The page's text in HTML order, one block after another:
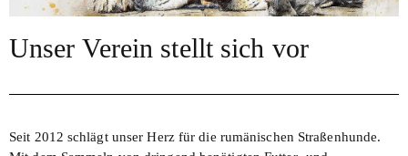
Unser Verein stellt sich vor
Seit 2012 schlägt unser Herz für die rumänischen Straßenhunde.